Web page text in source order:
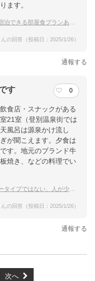
ます。
きる部屋食プランありの温泉宿
の回答（投稿日：2025/1/26）
通報する
す 0
食店・スナックがある
21室（登別温泉街では
風呂は源泉かけ流し
が聞こえます。夕食は
す。地元のブランド牛
焼き、などの料理でい
人が少ないカップル向けの穴場な温泉宿
の回答（投稿日：2025/1/26）
通報する
次へ